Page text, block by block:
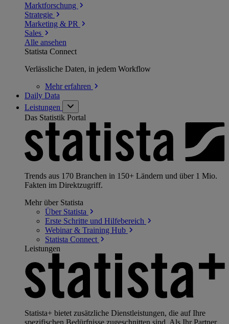
Marktforschung
Strategie
Marketing & PR
Sales
Alle ansehen
Statista Connect
Verlässliche Daten, in jedem Workflow
Mehrerfahren
Daily Data
Leistungen
Das Statistik Portal
Trends aus 170 Branchen in 150+ Ländern und über 1 Mio.
Fakten im Direktzugriff.
Mehr über Statista
Über Statista
Erste Schritte und Hilfebereich
Webinar & Training Hub
Statista Connect
Leistungen
Statista+ bietet zusätzliche Dienstleistungen, die auf Ihre
spezifischen Bedürfnisse zugeschnitten sind. Als Ihr Partner